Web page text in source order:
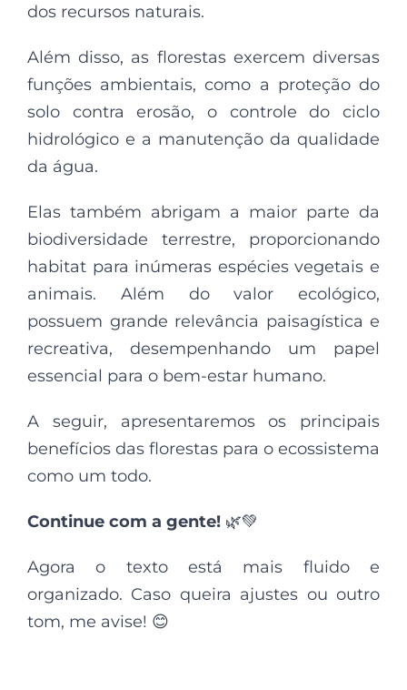
dos recursos naturais.
Além disso, as florestas exercem diversas
funções ambientais, como a proteção do
solo contra erosão, o controle do ciclo
hidrológico e a manutenção da qualidade
da água.
Elas também abrigam a maior parte da
biodiversidade terrestre, proporcionando
habitat para inúmeras espécies vegetais e
animais. Além do valor ecológico,
possuem grande relevância paisagística e
recreativa, desempenhando um papel
essencial para o bem-estar humano.
A seguir, apresentaremos os principais
benefícios das florestas para o ecossistema
como um todo.
Continue com a gente! 🌿💚
Agora o texto está mais fluido e
organizado. Caso queira ajustes ou outro
tom, me avise! 😊